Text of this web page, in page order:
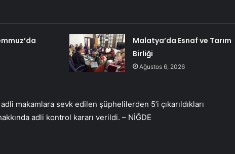
Malatya’da Esnaf ve Tarım
Birliği
Ağustos 6, 2026
makamlara sevk edilen şüphelilerden 5’i çıkarıldıkları
adli kontrol kararı verildi. – NİĞDE